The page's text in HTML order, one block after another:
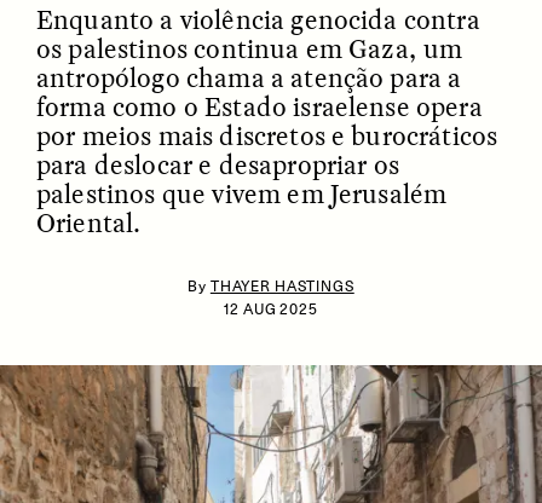
Enquanto a violência genocida contra
os palestinos continua em Gaza, um
antropólogo chama a atenção para a
forma como o Estado israelense opera
por meios mais discretos e burocráticos
para deslocar e desapropriar os
palestinos que vivem em Jerusalém
Oriental.
By THAYER HASTINGS
12 AUG 2025